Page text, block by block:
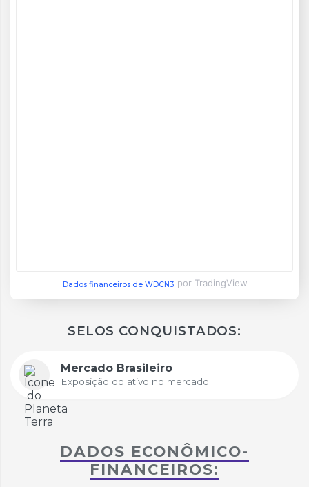
Dados financeiros de WDCN3 por TradingView
SELOS CONQUISTADOS:
Mercado Brasileiro
Exposição do ativo no mercado
DADOS ECONÔMICO-
FINANCEIROS: